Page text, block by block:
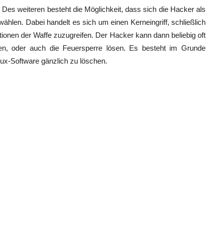
weiteren besteht die Möglichkeit, dass sich die Hacker als
Dabei handelt es sich um einen Kerneingriff, schließlich
der Waffe zuzugreifen. Der Hacker kann dann beliebig oft
oder auch die Feuersperre lösen. Es besteht im Grunde
Software gänzlich zu löschen.